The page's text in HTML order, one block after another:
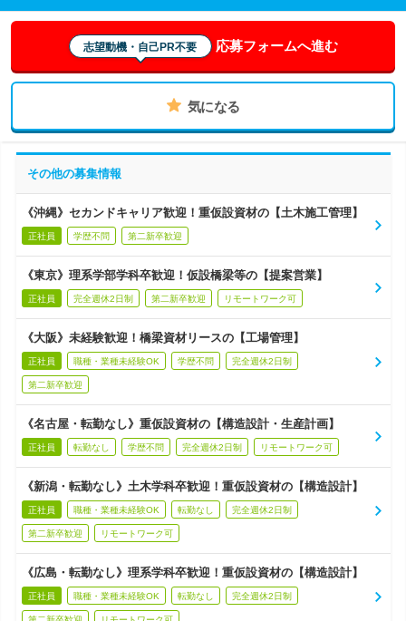
志望動機・自己PR不要 応募フォームへ進む
気になる
その他の募集情報
《沖縄》セカンドキャリア歓迎！重仮設資材の【土木施工管理】
正社員 学歴不問 第二新卒歓迎
《東京》理系学部学科卒歓迎！仮設橋梁等の【提案営業】
正社員 完全週休2日制 第二新卒歓迎 リモートワーク可
《大阪》未経験歓迎！橋梁資材リースの【工場管理】
正社員 職種・業種未経験OK 学歴不問 完全週休2日制
第二新卒歓迎
《名古屋・転勤なし》重仮設資材の【構造設計・生産計画】
正社員 転勤なし 学歴不問 完全週休2日制 リモートワーク可
《新潟・転勤なし》土木学科卒歓迎！重仮設資材の【構造設計】
正社員 職種・業種未経験OK 転勤なし 完全週休2日制
第二新卒歓迎 リモートワーク可
《広島・転勤なし》理系学科卒歓迎！重仮設資材の【構造設計】
正社員 職種・業種未経験OK 転勤なし 完全週休2日制